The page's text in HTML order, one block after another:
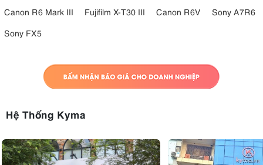
Canon R6 Mark III
Fujifilm X-T30 III Canon R6V
Sony A7R6
Sony FX5
Hệ Thống Kyma